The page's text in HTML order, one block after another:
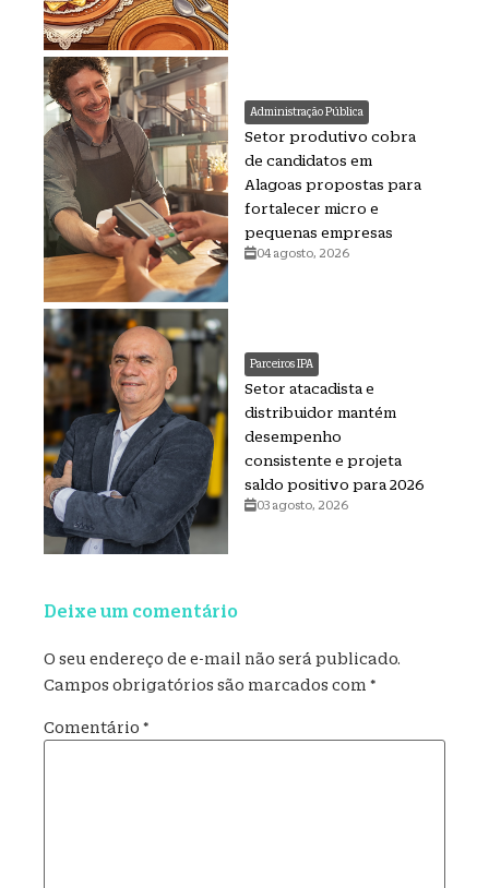
Administração Pública
Setor produtivo cobra
de candidatos em
Alagoas propostas para
fortalecer micro e
pequenas empresas
04 agosto, 2026
Parceiros IPA
Setor atacadista e
distribuidor mantém
desempenho
consistente e projeta
saldo positivo para 2026
03 agosto, 2026
Deixe um comentário
O seu endereço de e-mail não será publicado.
Campos obrigatórios são marcados com *
Comentário *